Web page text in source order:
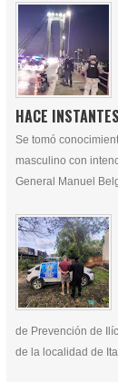
HACE
Se tomó
masculino con
General Manuel
de Prevención de
de la localidad de